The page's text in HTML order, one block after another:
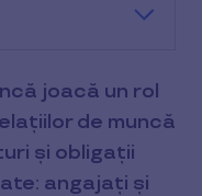
joacă un rol
de muncă
și obligații
angajați și